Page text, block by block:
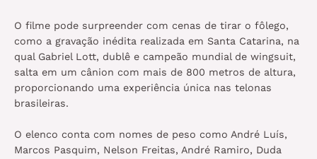
O filme pode surpreender com cenas de tirar o fôlego,
como a gravação inédita realizada em Santa Catarina, na
qual Gabriel Lott, dublê e campeão mundial de wingsuit,
salta em um cânion com mais de 800 metros de altura,
proporcionando uma experiência única nas telonas
brasileiras.
O elenco conta com nomes de peso como André Luís,
Marcos Pasquim, Nelson Freitas, André Ramiro, Duda